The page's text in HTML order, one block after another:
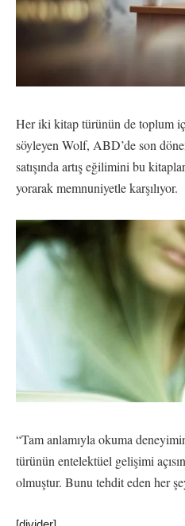
Her iki kitap türünün de toplum
söyleyen Wolf, ABD’de son
satışında artış eğilimini bu
yorarak memnuniyetle karşılıyor.
“Tam anlamıyla okuma
türünün entelektüel gelişimi
olmuştur. Bunu tehdit eden her